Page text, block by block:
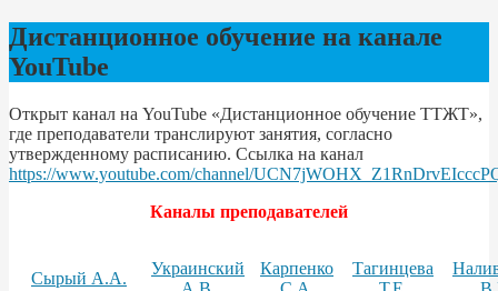
Дистанционное обучение на канале
YouTube
Открыт канал на YouTube «Дистанционное обучение ТТЖТ»,
где преподаватели транслируют занятия, согласно
утвержденному расписанию. Ссылка на канал
https://www.youtube.com/channel/
Каналы преподавателей
Сырый А.А.
Украинский
Карпенко
Тагинцева